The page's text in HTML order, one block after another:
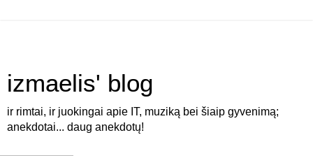
izmaelis' blog
ir rimtai, ir juokingai apie IT, muziką bei šiaip gyvenimą;
anekdotai... daug anekdotų!